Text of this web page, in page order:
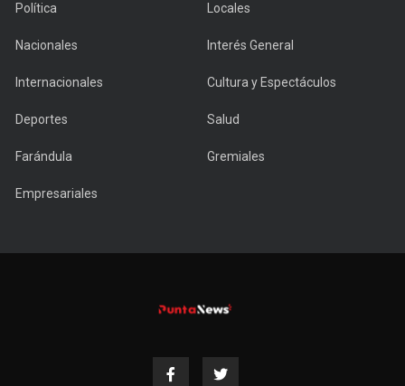
Política Locales
Nacionales Interés General
Internacionales Cultura y Espectáculos
Deportes Salud
Farándula Gremiales
Empresariales